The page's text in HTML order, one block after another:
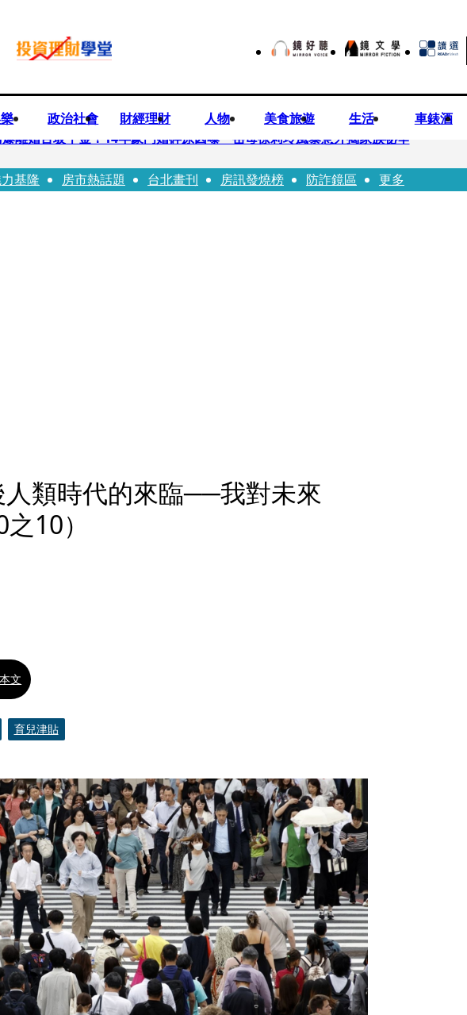
政治社會 財經理財 人物 美食旅遊 生活 車錶酒
離婚台玻千金！14年豪門婚碎原因曝 岳母徐莉玲風暴意外揭家族祕辛
劇變／徐莉玲「巨大哀傷足不出戶」 解密長子身世
基隆 房市熱話題 台北畫刊 房訊發燒榜 防詐鏡區 更多
類時代的來臨──我對未來
10）
文
育兒津貼